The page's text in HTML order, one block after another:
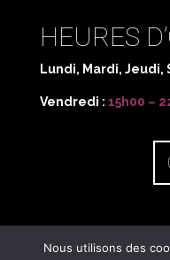
HEURES
Lundi, Mardi, Jeudi,
Vendredi : 15h00 –
Nous utilisons des